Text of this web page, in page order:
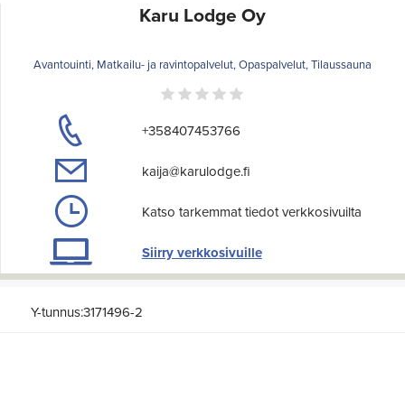
Karu Lodge Oy
Avantouinti, Matkailu- ja ravintopalvelut, Opaspalvelut, Tilaussauna
+358407453766
kaija@karulodge.fi
Katso tarkemmat tiedot verkkosivuilta
Siirry verkkosivuille
Y-tunnus:3171496-2